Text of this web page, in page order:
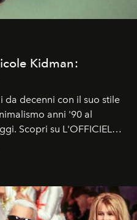
Kidman:
da decenni con il suo stile
anni '90 al
Scopri su L'OFFICIEL